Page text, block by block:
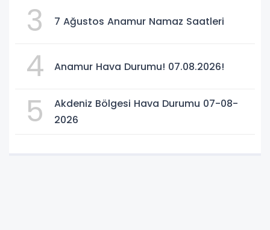
3 7 Ağustos Anamur Namaz Saatleri
4 Anamur Hava Durumu! 07.08.2026!
5
Akdeniz Bölgesi Hava Durumu 07-08-
2026